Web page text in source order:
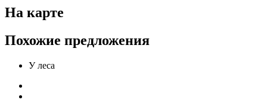
На карте
Похожие предложения
У леса